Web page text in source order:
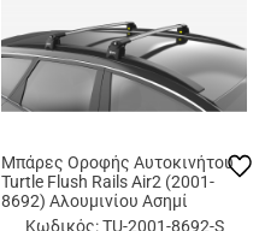
Μπάρες Οροφής Αυτοκινήτου
Turtle Flush Rails Air2 (2001-
8692) Αλουμινίου Ασημί
Κωδικός: TU-2001-8692-S